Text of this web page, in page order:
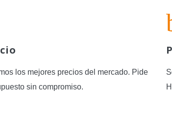
los mejores precios del mercado. Pide
sin compromiso.